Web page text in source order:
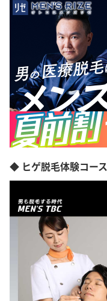
◆ ヒゲ脱毛体験コース